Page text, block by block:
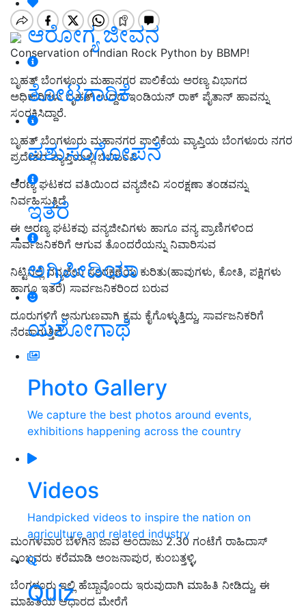
ಆರೋಗ್ಯ ಜೀವನ
ತೋಟಗಾರಿಕೆ
ಪಶುಸಂಗೋಪನೆ
ಇತರೆ
ಅಗ್ರಿಪೀಡಿಯಾ
ಯಶೋಗಾಥೆ
Photo Gallery
We capture the best photos around events,
exhibitions happening across the country
Videos
Handpicked videos to inspire the nation on
agriculture and related industry
Quiz
Conservation of Indian Rock Python by BBMP!
ಬೃಹತ್‌ ಬೆಂಗಳೂರು ಮಹಾನಗರ ಪಾಲಿಕೆಯ ಅರಣ್ಯ ವಿಭಾಗದ
ಅಧಿಕಾರಿಗಳು ಬೃಹತ್‌ ಉದ್ದದ ಇಂಡಿಯನ್ ರಾಕ್ ಪೈತಾನ್ ಹಾವನ್ನು
ಸಂರಕ್ಷಿಸಿದ್ದಾರೆ.
ಬೃಹತ್ ಬೆಂಗಳೂರು ಮಹಾನಗರ ಪಾಲಿಕೆಯ ವ್ಯಾಪ್ತಿಯ ಬೆಂಗಳೂರು ನಗರ
ಪ್ರದೇಶದ ವ್ಯಾಪ್ತಿಯಲ್ಲಿ ಬಿಬಿಎಂಪಿ
ಅರಣ್ಯ ಘಟಕದ ವತಿಯಿಂದ ವನ್ಯಜೀವಿ ಸಂರಕ್ಷಣಾ ತಂಡವನ್ನು
ನಿರ್ವಹಿಸುತ್ತಿದೆ.
ಈ ಅರಣ್ಯ ಘಟಕವು ವನ್ಯಜೀವಿಗಳು ಹಾಗೂ ವನ್ಯ ಪ್ರಾಣಿಗಳಿಂದ
ಸಾರ್ವಜನಿಕರಿಗೆ ಆಗುವ ತೊಂದರೆಯನ್ನು ನಿವಾರಿಸುವ
ನಿಟ್ಟಿನಲ್ಲಿ ವನ್ಯಜೀವಿ ಸಂರಕ್ಷಣೆಯ ಕುರಿತು(ಹಾವುಗಳು, ಕೋತಿ, ಪಕ್ಷಿಗಳು
ಹಾಗೂ ಇತರೆ) ಸಾರ್ವಜನಿಕರಿಂದ ಬರುವ
ದೂರುಗಳಿಗೆ ಅನುಗುಣವಾಗಿ ಕ್ರಮ ಕೈಗೊಳ್ಳುತ್ತಿದ್ದು, ಸಾರ್ವಜನಿಕರಿಗೆ
ನೆರವಾಗುತ್ತಿದೆ.
ಮಂಗಳವಾರಬೆಳಗಿನ ಜಾವಅಂದಾಜು 2.30 ಗಂಟೆಗೆ ರಾಹಿದಾಸ್
ಎಂಬವರು ಕರೆಮಾಡಿ ಅಂಜನಾಪುರ, ಕುಂಬತ್ತಳ್ಳಿ,
ಬೆಂಗಳೂರು ಇಲ್ಲಿ ಹೆಬ್ಬಾವೊಂದು ಇರುವುದಾಗಿ ಮಾಹಿತಿ ನೀಡಿದ್ದು, ಈ
ಮಾಹಿತಿಯ ಆಧಾರದ ಮೇರೆಗೆ